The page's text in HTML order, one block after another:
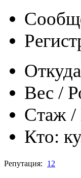
Вес /
Стаж /
Кто:
Репутация: 12